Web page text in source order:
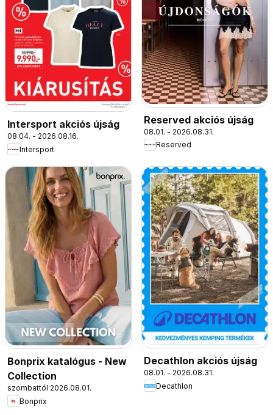
Intersport akciós újság
08.04. - 2026.08.16.
Intersport
Reserved akciós újság
08.01. - 2026.08.31.
Reserved
Bonprix katalógus - New
Collection
szombattól 2026.08.01.
Bonprix
Decathlon akciós újság
08.01. - 2026.08.31.
Decathlon